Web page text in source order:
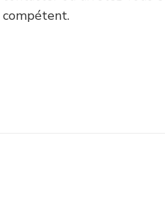
compétent.